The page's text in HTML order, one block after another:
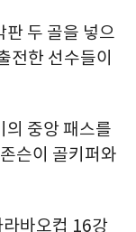
판 두 골을 넣으
전한 선수들이
의 중앙 패스를
슨이 골키퍼와
바오컵 16강